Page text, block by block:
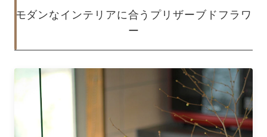
モダンなインテリアに合うプリザーブドフラワ
ー